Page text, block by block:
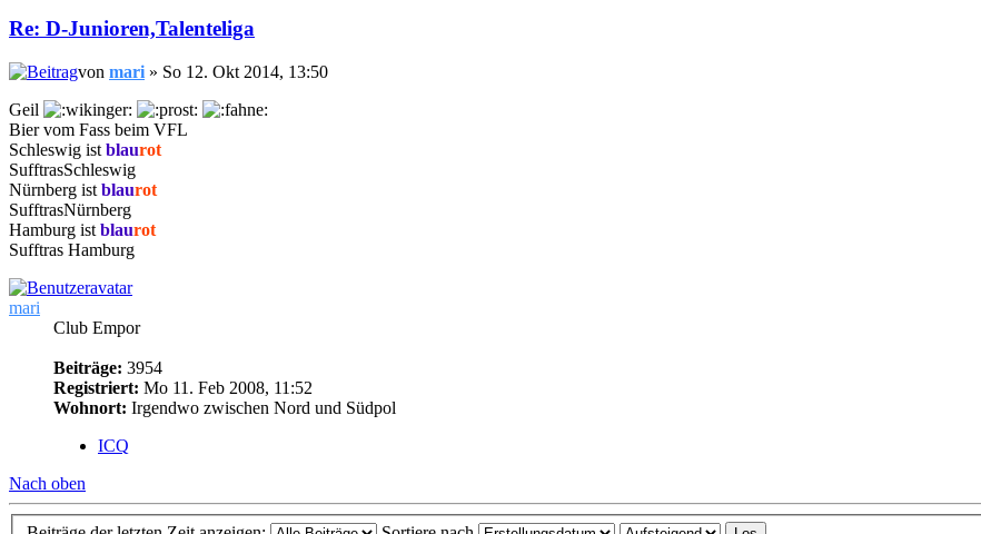
Re: D-Junioren,Talenteliga
von mari » So 12. Okt 2014, 13:50
Geil
Bier vom Fass beim VFL
Schleswig ist blaurot
SufftrasSchleswig
Nürnberg ist blaurot
SufftrasNürnberg
Hamburg ist blaurot
Sufftras Hamburg
mari
Club Empor
Beiträge: 3954
Registriert: Mo 11. Feb 2008, 11:52
Wohnort: Irgendwo zwischen Nord und Südpol
ICQ
Nach oben